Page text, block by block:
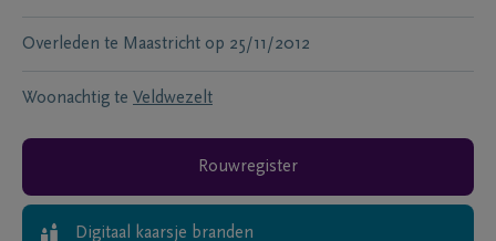
Overleden te Maastricht op 25/11/2012
Woonachtig te Veldwezelt
Rouwregister
Digitaal kaarsje branden